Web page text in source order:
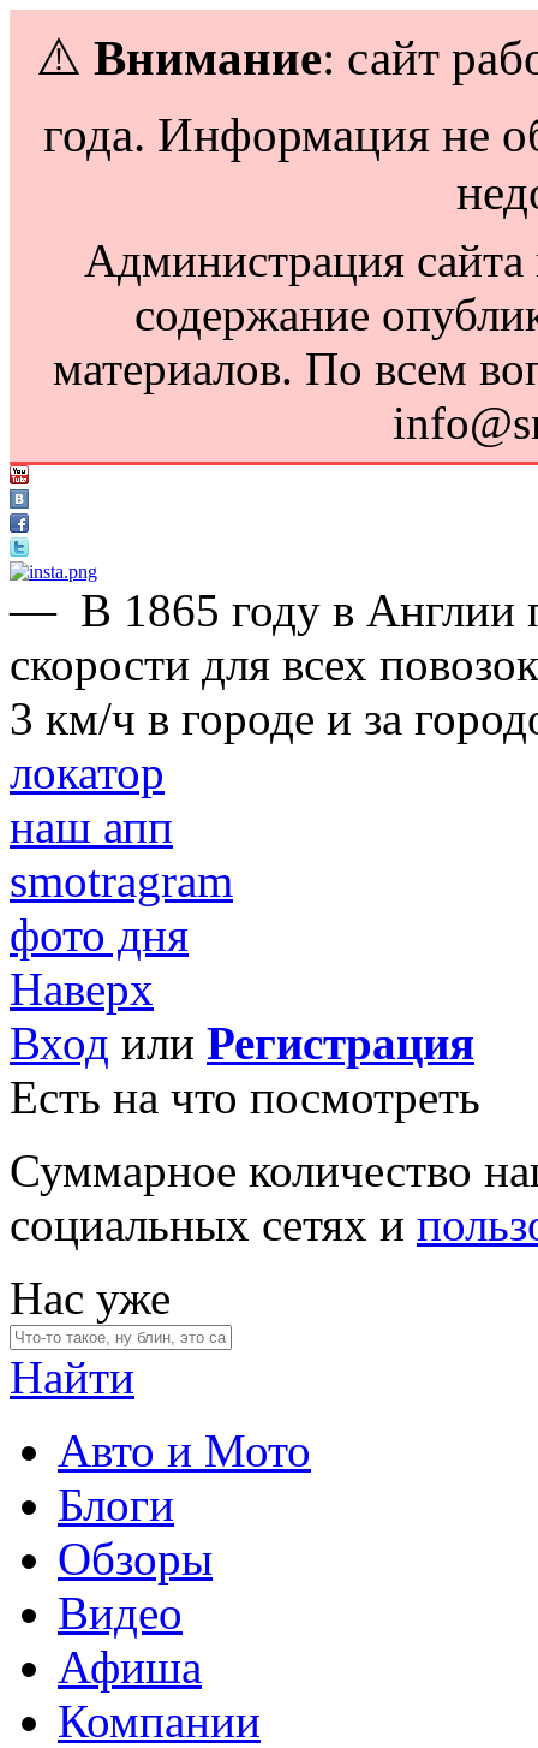
⚠️ Внимание: сайт
года. Информация не
Администрация сайта
содержание
материалов. По всем
— В 1865 году в Англии
скорости для всех
3 км/ч в городе и за
локатор
наш апп
smotragram
фото дня
Наверх
Вход или Регистрация
Есть на что посмотреть
Суммарное количество
социальных сетях и
Нас уже
Найти
Авто и Мото
Блоги
Обзоры
Видео
Афиша
Компании